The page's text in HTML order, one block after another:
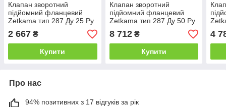
Клапан зворотний
підйомний фланцевий
Zetkama тип 287 Ду 25 Ру
16
2 667 ₴
Купити
Клапан зворотний
підйомний фланцевий
Zetkama тип 287 Ду 50 Ру
25
8 712₴
Купити
25
4
Про нас
94% позитивних з 17 відгуків за рік